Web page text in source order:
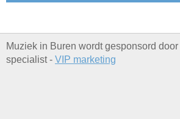
Muziek in Buren wordt gesponsord
specialist - VIP marketing